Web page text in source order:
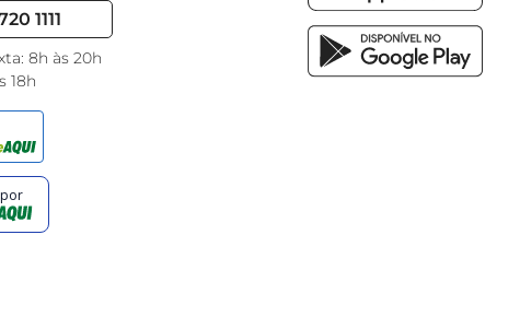
1111
8h às 20h
18h